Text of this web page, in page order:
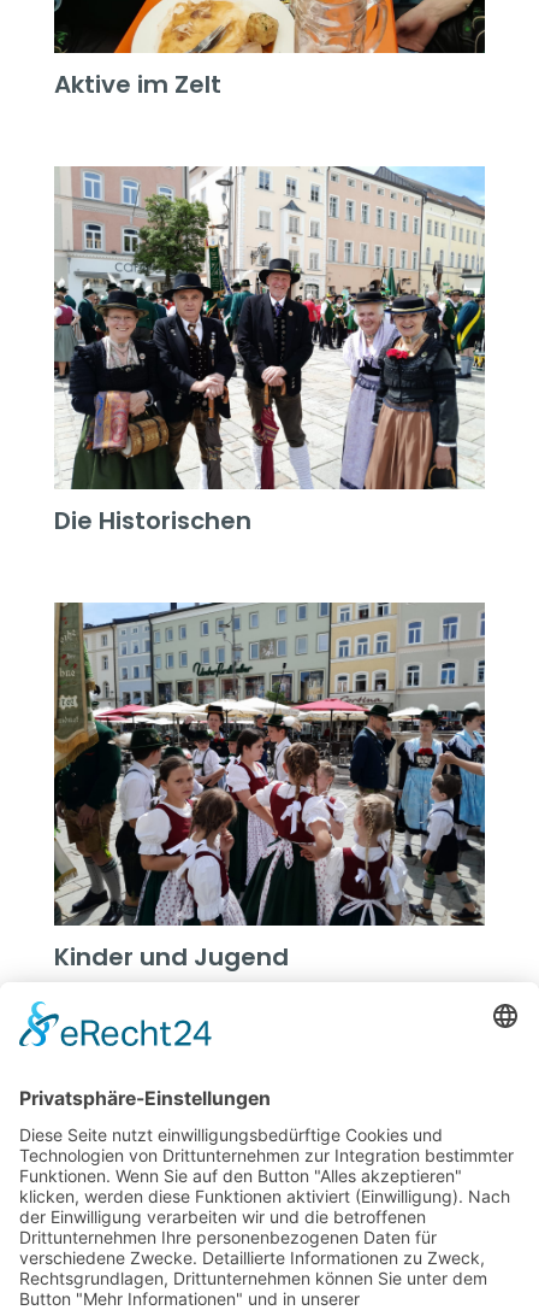
Aktive im Zelt
Die Historischen
Kinder und Jugend